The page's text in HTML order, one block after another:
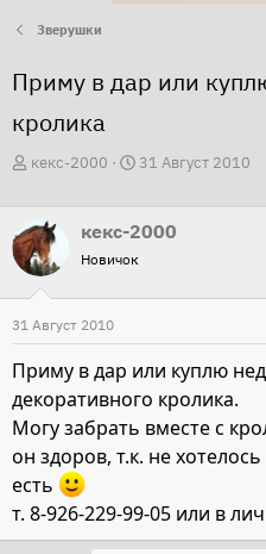
Зверушки
Приму в дар или
кролика
А
о
р
т
е
кекс-2000
Д
а
31 Август 2010
кекс-2000
Новичок
31 Август 2010
Приму в дар или куплю
декоративного кролика.
Могу забрать вместе с
он здоров, т.к. не
есть
т. 8-926-229-99-05 или в